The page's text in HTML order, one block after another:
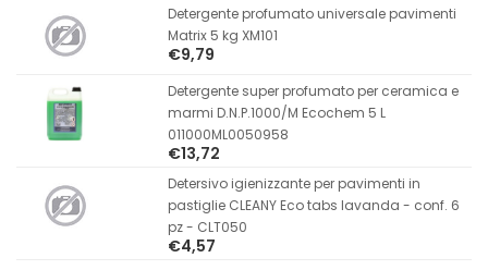
Detergente profumato universale pavimenti
Matrix 5 kg XM101
€9,79
Detergente super profumato per ceramica e
marmi D.N.P.1000/M Ecochem 5 L
011000ML0050958
€13,72
Detersivo igienizzante per pavimenti in
pastiglie CLEANY Eco tabs lavanda - conf. 6
pz - CLT050
€4,57